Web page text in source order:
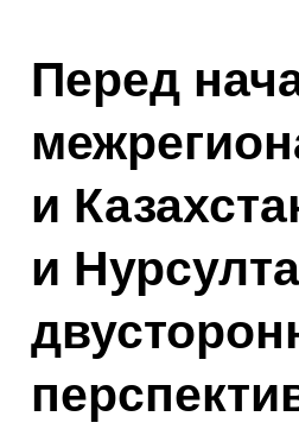
Перед
и
и